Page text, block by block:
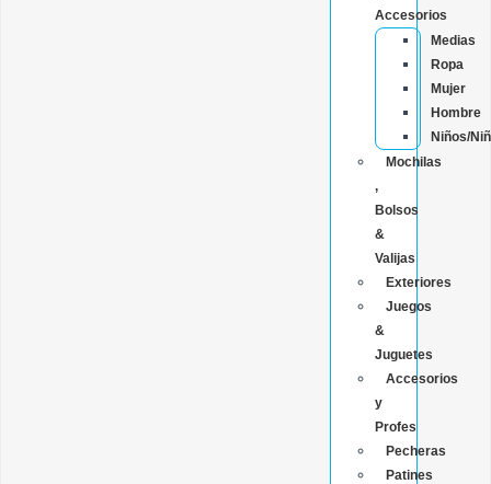
Accesorios
Medias
Ropa
Mujer
Hombre
Niños/
Mochilas
,
Bolsos
&
Valijas
Exteriores
Juegos
&
Juguetes
Accesorios
y
Profes
Pecheras
Patines